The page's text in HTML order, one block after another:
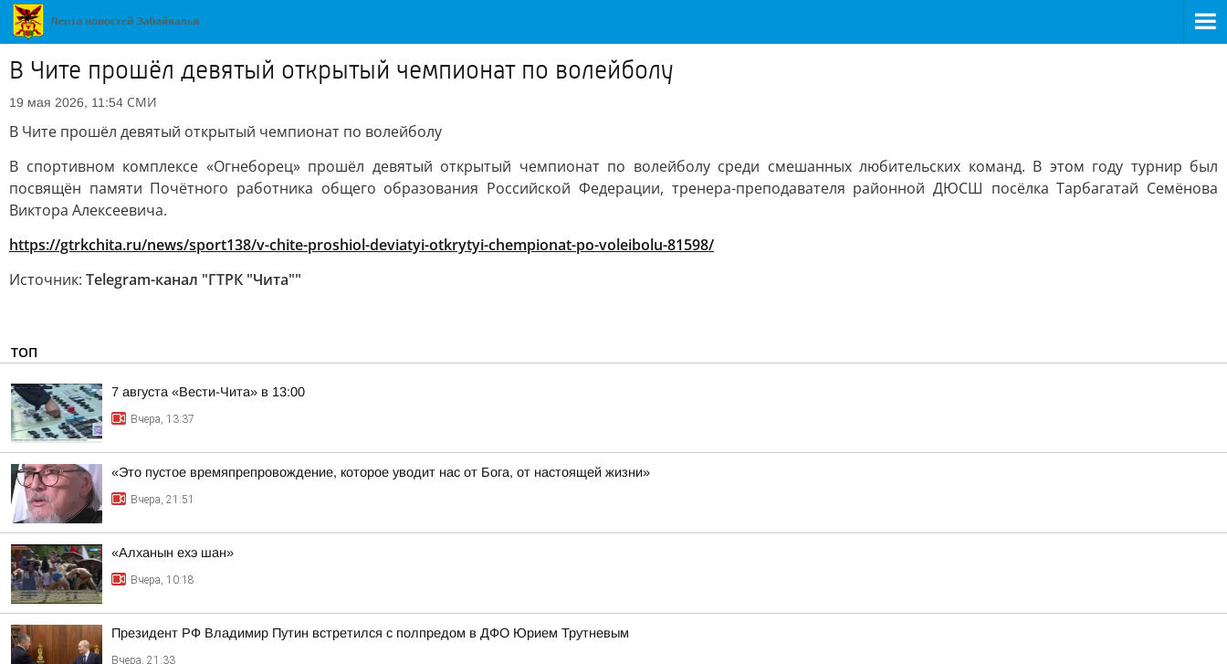
В Чите прошёл девятый открытый чемпионат по волейболу
19 мая 2026, 11:54 СМИ
В Чите прошёл девятый открытый чемпионат по волейболу
В спортивном комплексе «Огнеборец» прошёл девятый открытый чемпионат по волейболу среди смешанных любительских команд. В этом году турнир был
посвящён памяти Почётного работника общего образования Российской Федерации, тренера-преподавателя районной ДЮСШ посёлка Тарбагатай Семёнова
Виктора Алексеевича.
https://gtrkchita.ru/news/sport138/v-chite-proshiol-deviatyi-otkrytyi-chempionat-po-voleibolu-81598/
Источник: Telegram-канал "ГТРК "Чита""
ТОП
7 августа «Вести-Чита» в 13:00
Вчера, 13:37
«Это пустое времяпрепровождение, которое уводит нас от Бога, от настоящей жизни»
Вчера, 21:51
«Алханын ехэ шан»
Вчера, 10:18
Президент РФ Владимир Путин встретился с полпредом в ДФО Юрием Трутневым
Вчера, 21:33